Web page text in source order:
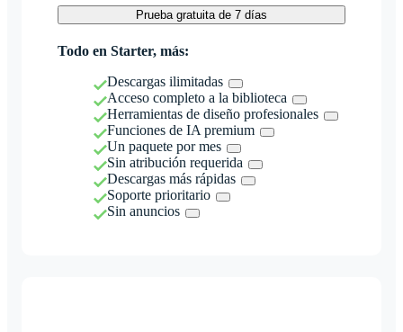
Prueba gratuita de 7 días
Todo en Starter, más:
Descargas ilimitadas
Acceso completo a la biblioteca
Herramientas de diseño profesionales
Funciones de IA premium
Un paquete por mes
Sin atribución requerida
Descargas más rápidas
Soporte prioritario
Sin anuncios